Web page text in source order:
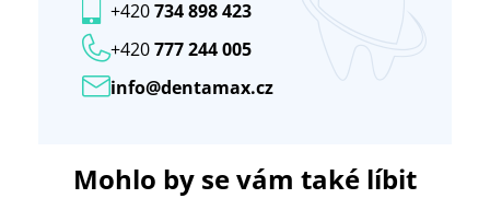
info@dentamax.cz
+420777 244 005
+420734 898 423
Mohlo by se vám také líbit